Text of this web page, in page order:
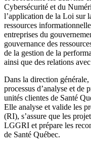
Cybersécurité et du
l’application de la Loi sur
ressources
entreprises du
gouvernance des
de la gestion de la
ainsi que des relations
Dans la direction
processus d’analyse et de
unités clientes de Santé
Elle analyse et valide les
(RI), s’assure que les
LGGRI et prépare les
de Santé Québec.